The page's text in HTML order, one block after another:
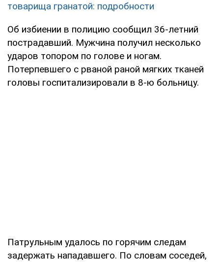
товарища гранатой: подробности
Об избиении в полицию сообщил 36-летний
пострадавший. Мужчина получил несколько
ударов топором по голове и ногам.
Потерпевшего с рваной раной мягких тканей
головы госпитализировали в 8-ю больницу.
Патрульным удалось по горячим следам
задержать нападавшего. По словам соседей,